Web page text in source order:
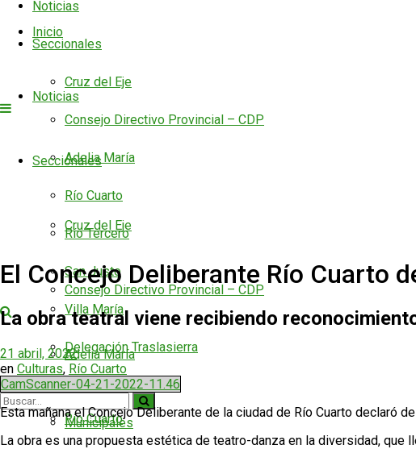
Noticias
Seccionales
Cruz del Eje
Consejo Directivo Provincial – CDP
Adelia María
Río Cuarto
Río Tercero
San Justo
Villa María
Delegación Traslasierra
Estamentos
Municipales
Inicio
Noticias
Seccionales
Cruz del Eje
Consejo Directivo Provincial – CDP
Adelia María
Río Cuarto
El Concejo Deliberante Río Cuarto
La obra teatral viene recibiendo
21 abril, 2022
en Culturas, Río Cuarto
CamScanner-04-21-2022-11.46
Esta mañana el Concejo Deliberante de la ciudad de Río Cuarto declaró
La obra es una propuesta estética de teatro-danza en la diversidad, que